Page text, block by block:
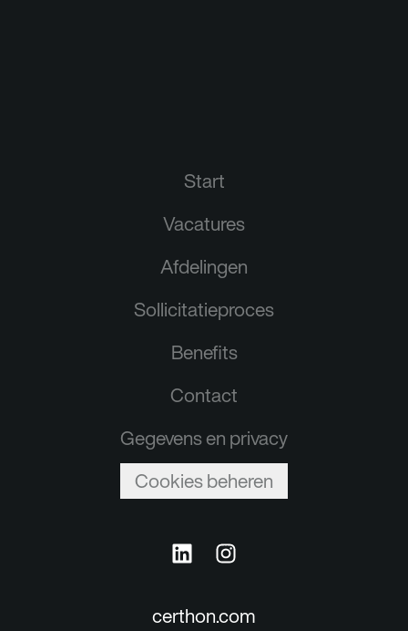
Start
Vacatures
Afdelingen
Sollicitatieproces
Benefits
Contact
Gegevens en privacy
Cookies beheren
certhon.com